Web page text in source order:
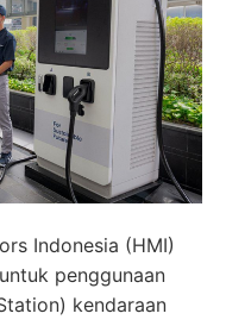
Indonesia (HMI)
penggunaan
kendaraan